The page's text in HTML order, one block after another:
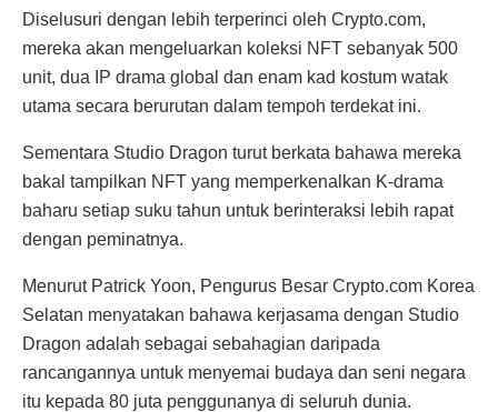
Diselusuri dengan lebih terperinci oleh Crypto.com,
mereka akan mengeluarkan koleksi NFT sebanyak 500
unit, dua IP drama global dan enam kad kostum watak
utama secara berurutan dalam tempoh terdekat ini.
Sementara Studio Dragon turut berkata bahawa mereka
bakal tampilkan NFT yang memperkenalkan K-drama
baharu setiap suku tahun untuk berinteraksi lebih rapat
dengan peminatnya.
Menurut Patrick Yoon, Pengurus Besar Crypto.com Korea
Selatan menyatakan bahawa kerjasama dengan Studio
Dragon adalah sebagai sebahagian daripada
rancangannya untuk menyemai budaya dan seni negara
itu kepada 80 juta penggunanya di seluruh dunia.